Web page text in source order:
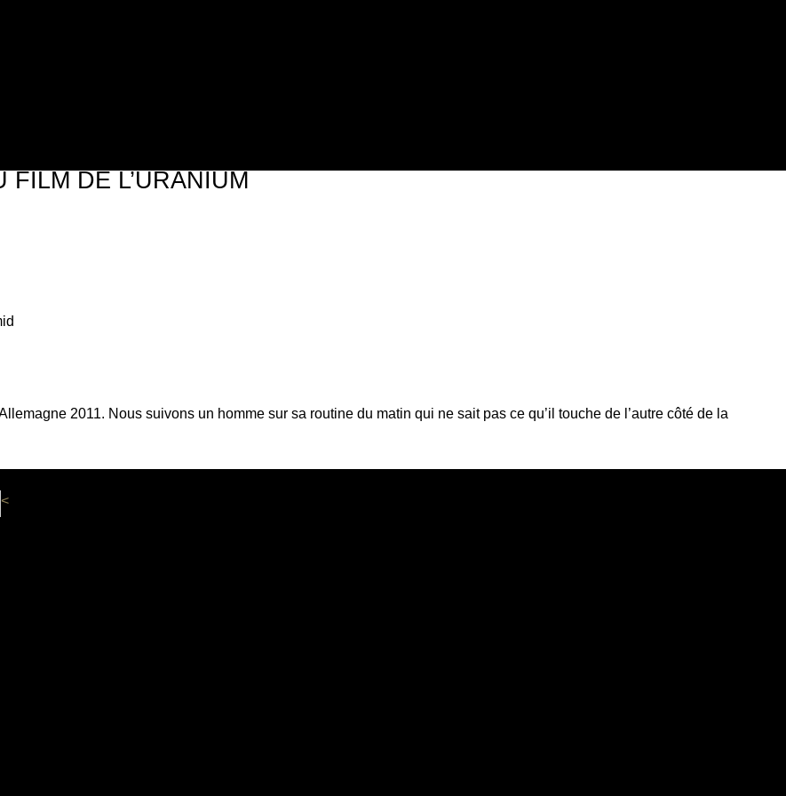
FILM DE L’URANIUM
2011. Nous suivons un homme sur sa routine du matin qui ne sait pas ce qu’il touche de l’autre côté de la
<